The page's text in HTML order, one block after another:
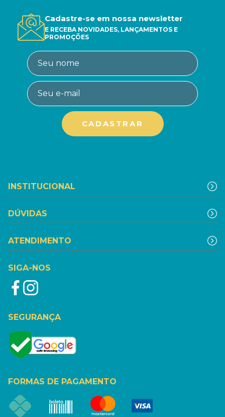
Cadastre-se em nossa newsletter
E RECEBA NOVIDADES, LANÇAMENTOS E
PROMOÇÕES
INSTITUCIONAL
DÚVIDAS
ATENDIMENTO
SIGA-NOS
SEGURANÇA
FORMAS DE PAGAMENTO